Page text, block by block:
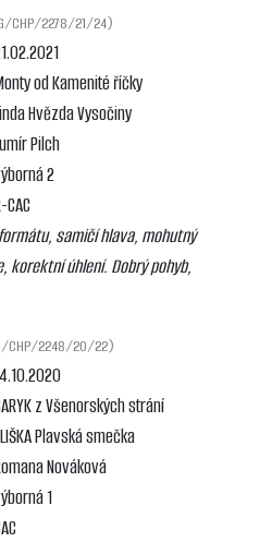
CHP/2278/21/24)
od Kamenité říčky
Hvězda Vysočiny
Pilch
2
CAC
samičí hlava, mohutný
korektní úhlení. Dobrý pohyb,
CHP/2248/20/22)
z Všenorských strání
Plavská smečka
Nováková
1